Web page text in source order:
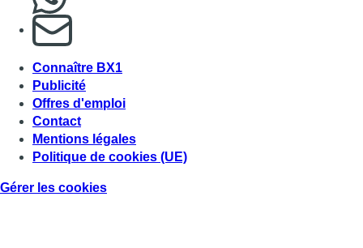
S'abonner à notre newsletter
Connaître BX1
Publicité
Offres d'emploi
Contact
Mentions légales
Politique de cookies (UE)
Gérer les cookies